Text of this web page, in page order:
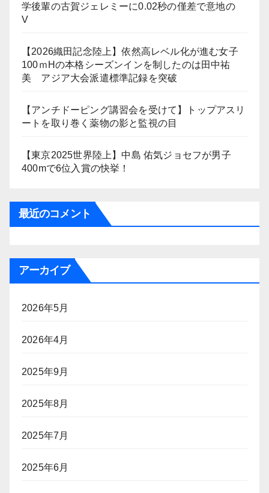
学後輩の古賀ジェレミーに0.02秒の僅差で意地の
V
【2026織田記念陸上】依然高レベル化が進む女子
100ｍHの本格シーズンインを制したのは田中祐
美 アジア大会派遣標準記録を突破
【アンチドーピング講習会を受けて】トップアスリ
ートを取り巻く薬物の影と監視の目
【東京2025世界陸上】中島 佑気ジョセフが男子
400mで6位入賞の快挙！
最近のコメント
アーカイブ
2026年5月
2026年4月
2025年9月
2025年8月
2025年7月
2025年6月